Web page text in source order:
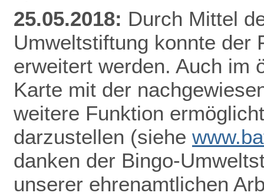
25.05.2018: Durch Mittel
Umweltstiftung konnte der
erweitert werden. Auch im
Karte mit der
weitere Funktion
darzustellen (siehe
danken der Bingo-
unserer ehrenamtlichen